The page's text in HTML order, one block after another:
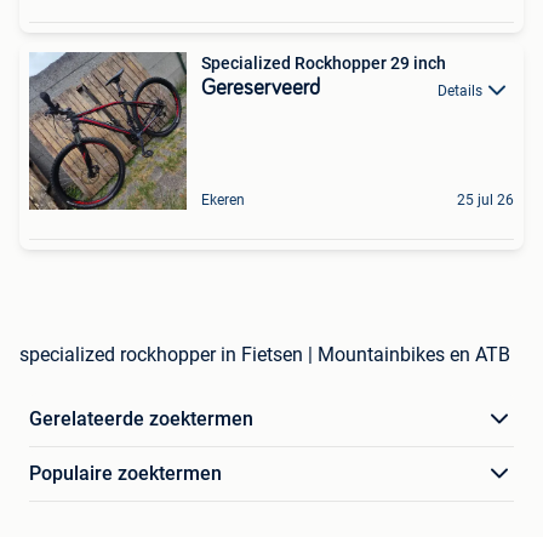
Specialized Rockhopper 29 inch
Gereserveerd Details
Ekeren 25 jul 26
specialized rockhopper in Fietsen | Mountainbikes en ATB
Gerelateerde zoektermen
Populaire zoektermen